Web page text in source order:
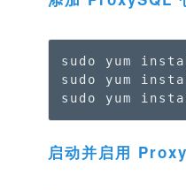
sudo yum
sudo yum
sudo yum
启动并启用